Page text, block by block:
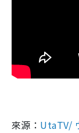
來源： UtaTV/